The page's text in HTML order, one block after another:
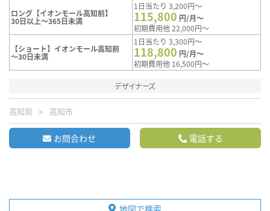
ロング【イオンモール高知前】
30日以上～365日未満
1日当たり 3,200円～
115,800 円/月～
初期費用他 22,000円～
【ショート】イオンモール高知前
～30日未満
1日当たり 3,300円～
118,800 円/月～
初期費用他 16,500円～
デザイナーズ
高知県 高知市
お問合わせ 電話する